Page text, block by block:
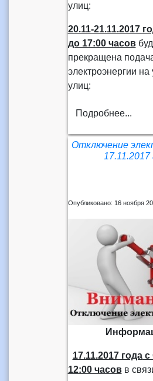
улиц:
20.11-21.11.2017
до 17:00 часов
прекращена
электроэнергии на
улиц:
Подробнее...
Отключение
17.11.2017
Опубликовано: 16 ноября
17.11.2017 годас
12:00 часовв